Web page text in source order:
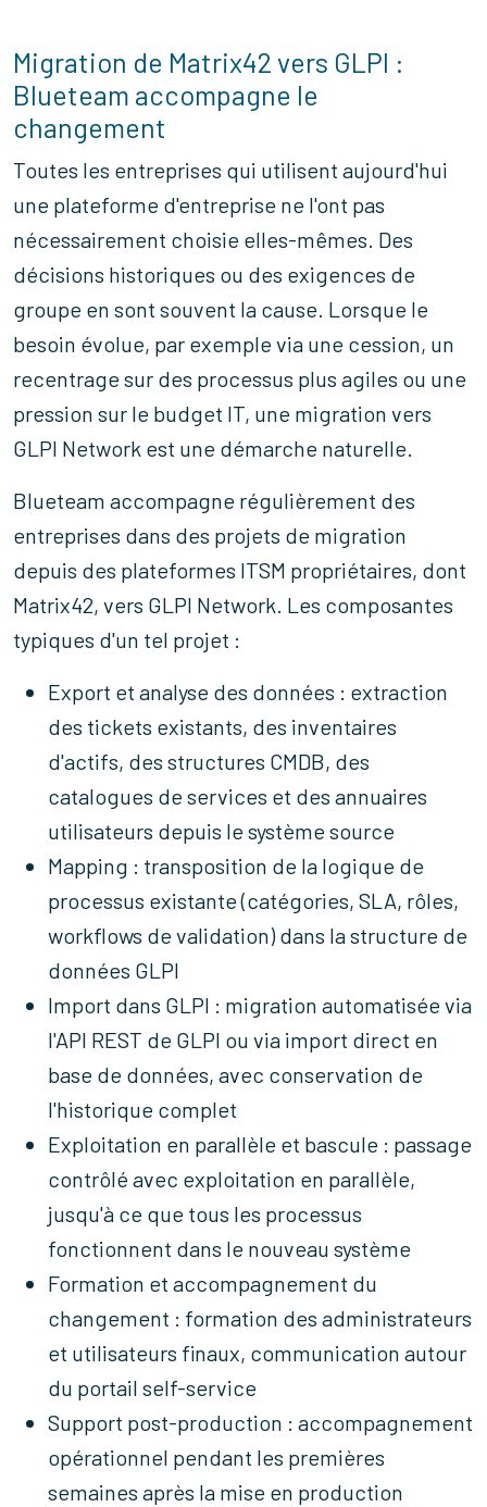
Migration de Matrix42 vers GLPI :
Blueteam accompagne le
changement
Toutes les entreprises qui utilisent aujourd'hui
une plateforme d'entreprise ne l'ont pas
nécessairement choisie elles-mêmes. Des
décisions historiques ou des exigences de
groupe en sont souvent la cause. Lorsque le
besoin évolue, par exemple via une cession, un
recentrage sur des processus plus agiles ou une
pression sur le budget IT, une migration vers
GLPI Network est une démarche naturelle.
Blueteam accompagne régulièrement des
entreprises dans des projets de migration
depuis des plateformes ITSM propriétaires, dont
Matrix42, vers GLPI Network. Les composantes
typiques d'un tel projet :
Export et analyse des données : extraction
des tickets existants, des inventaires
d'actifs, des structures CMDB, des
catalogues de services et des annuaires
utilisateurs depuis le système source
Mapping : transposition de la logique de
processus existante (catégories, SLA, rôles,
workflows de validation) dans la structure de
données GLPI
Import dans GLPI : migration automatisée via
l'API REST de GLPI ou via import direct en
base de données, avec conservation de
l'historique complet
Exploitation en parallèle et bascule : passage
contrôlé avec exploitation en parallèle,
jusqu'à ce que tous les processus
fonctionnent dans le nouveau système
Formation et accompagnement du
changement : formation des administrateurs
et utilisateurs finaux, communication autour
du portail self-service
Support post-production : accompagnement
opérationnel pendant les premières
semaines après la mise en production